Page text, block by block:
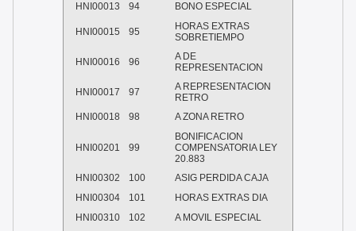
HNI00013
94 BONO ESPECIAL
HNI00015 95
HORAS EXTRAS
SOBRETIEMPO
HNI00016 96
A DE
REPRESENTACION
HNI00017 97
A REPRESENTACION
RETRO
HNI00018
98 A ZONA RETRO
HNI00201 99
BONIFICACION
COMPENSATORIA LEY
20.883
HNI00302
100
ASIG PERDIDA CAJA
HNI00304
101
HORAS EXTRAS DIA
HNI00310
102 A MOVIL ESPECIAL